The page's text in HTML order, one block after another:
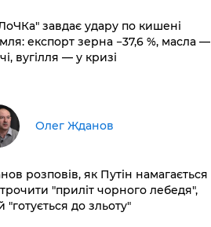
завдає удару по кишені
експорт зерна −37,6 %, масла —
вугілля — у кризі
Олег Жданов
розповів, як Путін намагається
"приліт чорного лебедя",
"готується до зльоту"